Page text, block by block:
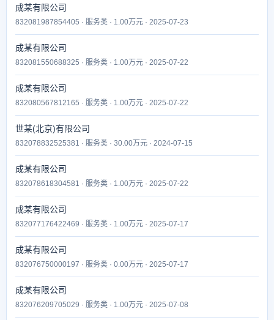
成某有限公司
832081987854405 · 服务类 · 1.00万元 · 2025-07-23
成某有限公司
832081550688325 · 服务类 · 1.00万元 · 2025-07-22
成某有限公司
832080567812165 · 服务类 · 1.00万元 · 2025-07-22
世某(北京)有限公司
832078832525381 · 服务类 · 30.00万元 · 2024-07-15
成某有限公司
832078618304581 · 服务类 · 1.00万元 · 2025-07-22
成某有限公司
832077176422469 · 服务类 · 1.00万元 · 2025-07-17
成某有限公司
832076750000197 · 服务类 · 0.00万元 · 2025-07-17
成某有限公司
832076209705029 · 服务类 · 1.00万元 · 2025-07-08